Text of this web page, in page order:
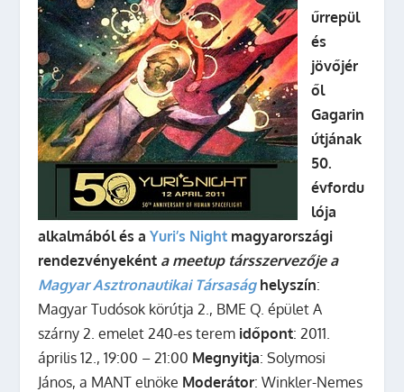
űrrepül
és
jövőjér
ől
Gagarin
útjának
50.
évfordu
lója
alkalmából és aYuri’s Night magyarországi
rendezvényeként a meetup társszervezője a
Magyar Asztronautikai Társaság helyszín:
Magyar Tudósok körútja 2., BME Q. épület A
szárny 2. emelet 240-es terem időpont: 2011.
április 12., 19:00 – 21:00 Megnyitja: Solymosi
János, a MANT elnöke Moderátor: Winkler-Nemes